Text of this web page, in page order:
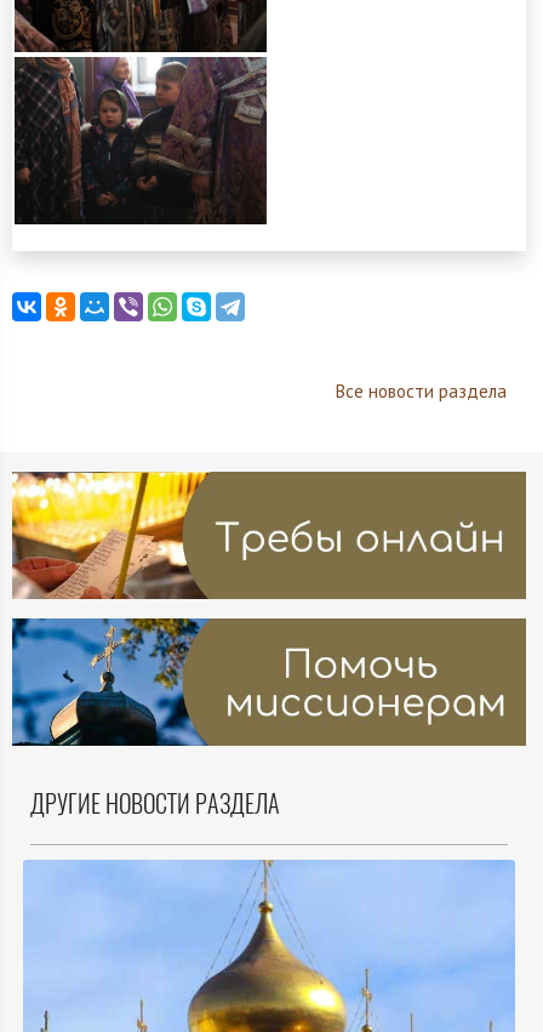
Все новости раздела
ДРУГИЕ НОВОСТИ РАЗДЕЛА